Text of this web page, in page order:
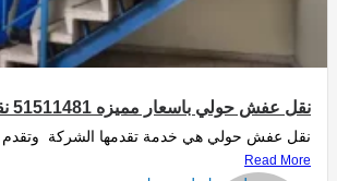
نقل عفش حولي باسعار مميزه 51511481 نقل أثاث الكويت
نقل عفش حولي هي خدمة تقدمها الشركة وتقدم
Read More